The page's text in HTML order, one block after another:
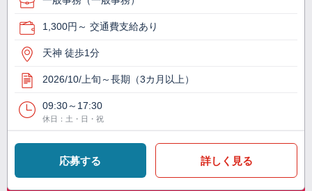
1,300円～ 交通費支給あり
天神 徒歩1分
2026/10/上旬～長期（3カ月以上）
09:30～17:30
休日：土・日・祝
応募する 詳しく見る